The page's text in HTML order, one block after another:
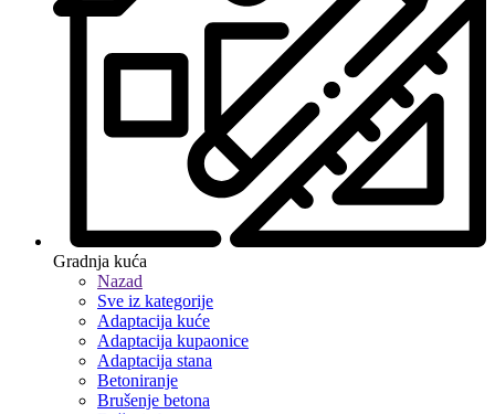
Gradnja kuća
Nazad
Sve iz kategorije
Adaptacija kuće
Adaptacija kupaonice
Adaptacija stana
Betoniranje
Brušenje betona